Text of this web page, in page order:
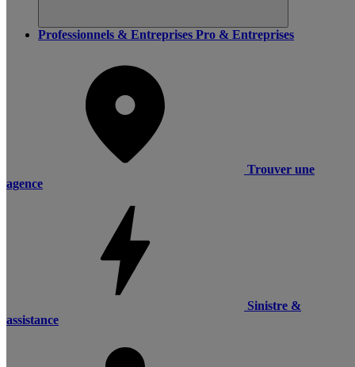
Professionnels & Entreprises Pro & Entreprises
Trouver une
agence
Sinistre &
assistance